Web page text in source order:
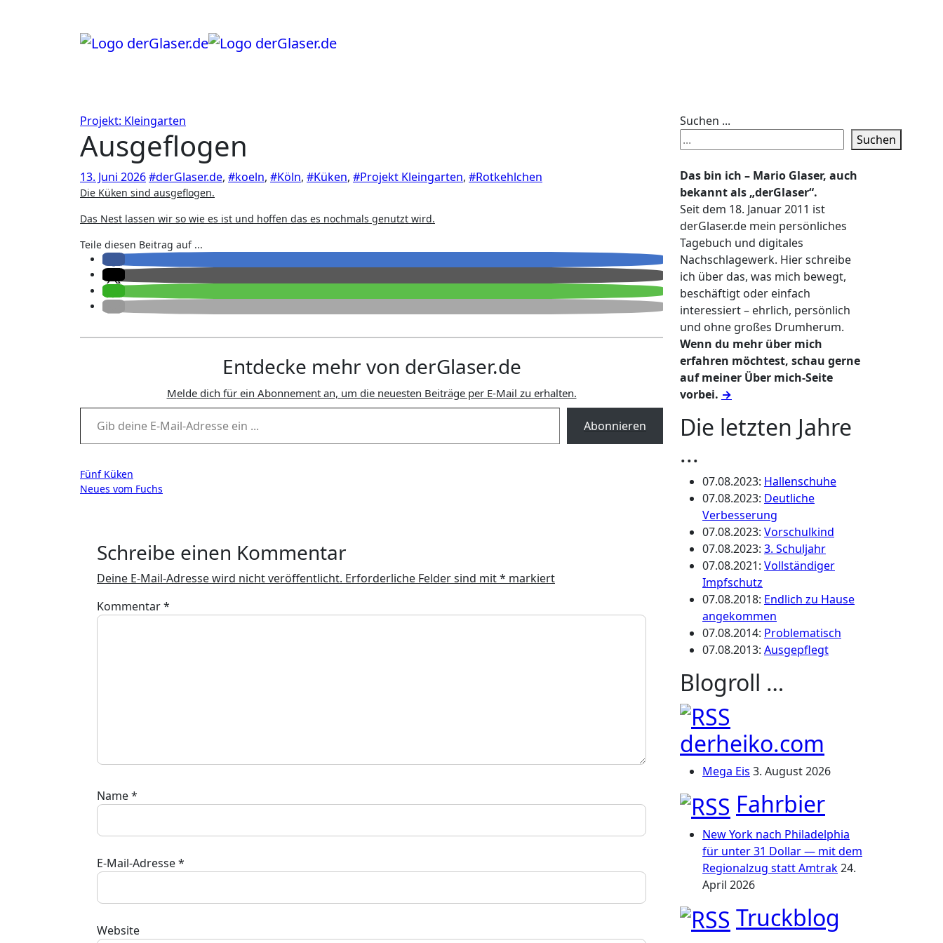
Projekt: Kleingarten
Ausgeflogen
13. Juni 2026#derGlaser.de, #koeln, #Köln, #Küken, #Projekt Kleingarten, #Rotkehlchen
Die Küken sind ausgeflogen.
Das Nest lassen wir so wie es ist und hoffen das es nochmals genutzt wird.
Teile diesen Beitrag auf ...
Entdecke mehr von derGlaser.de
Melde dich für ein Abonnement an, um die neuesten Beiträge per E-Mail zu erhalten.
Gib deine E-Mail-Adresse ein ...
Abonnieren
Beitragsnavigation
Fünf Küken
Neues vom Fuchs
Schreibe einen Kommentar
Deine E-Mail-Adresse wird nicht veröffentlicht. Erforderliche Felder sind mit* markiert
Kommentar*
Name*
E-Mail-Adresse*
Website
Suchen ...
Suchen
Das bin ich – Mario Glaser, auch
bekannt als „derGlaser“.
Seit dem 18. Januar 2011 ist
derGlaser.de mein persönliches
Tagebuch und digitales
Nachschlagewerk. Hier schreibe
ich über das, was mich bewegt,
beschäftigt oder einfach
interessiert – ehrlich, persönlich
und ohne großes Drumherum.
Wenn du mehr über mich
erfahren möchtest, schau gerne
auf meiner Über mich-Seite
vorbei. →
Die letzten Jahre
...
07.08.2023: Hallenschuhe
07.08.2023: Deutliche
Verbesserung
07.08.2023: Vorschulkind
07.08.2023: 3. Schuljahr
07.08.2021: Vollständiger
Impfschutz
07.08.2018: Endlich zu Hause
angekommen
07.08.2014: Problematisch
07.08.2013: Ausgepflegt
Blogroll …
derheiko.com
Mega Eis 3. August 2026
Fahrbier
New York nach Philadelphia
für unter 31 Dollar — mit dem
Regionalzug statt Amtrak24.
April 2026
Truckblog